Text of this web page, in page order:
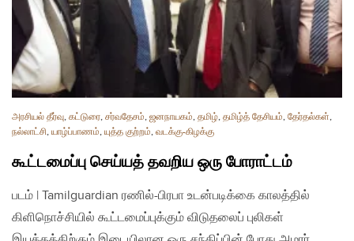
அரசியல் தீர்வு, கட்டுரை, சர்வதேசம், ஜனநாயகம், தமிழ், தமிழ்த் தேசியம், தேர்தல்கள்,
நல்லாட்சி, யாழ்ப்பாணம், யுத்த குற்றம், வடக்கு-கிழக்கு
கூட்டமைப்பு செய்யத் தவறிய ஒரு போராட்டம்
படம் | Tamilguardian ரணில்-பிரபா உடன்படிக்கை காலத்தில்
கிளிநொச்சியில் கூட்டமைப்புக்கும் விடுதலைப் புலிகள்